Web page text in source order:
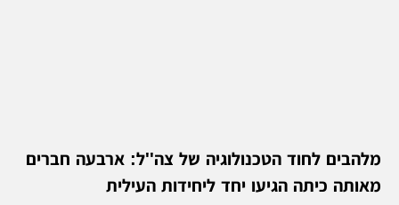
מלהבים לחוד הטכנולוגיה של צה''ל: ארבעה חברים
מאותה כיתה הגיעו יחד ליחידות העילית